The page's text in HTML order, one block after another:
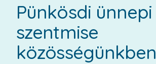
Pünkösdi ünnepi
szentmise
közösségünkben